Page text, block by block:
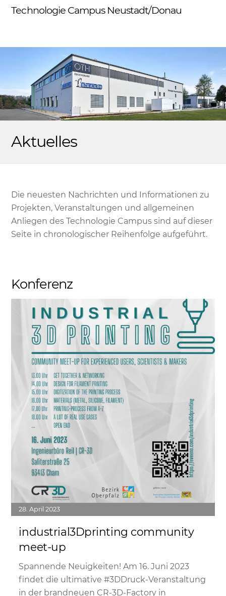
SkipTechnologie Campus Neustadt/Donau
Aktuelles
Die neuesten Nachrichten und Informationen zu
Projekten, Veranstaltungen und allgemeinen
Anliegen des Technologie Campus sind auf dieser
Seite in chronologischer Reihenfolge aufgeführt.
Konferenz
28 April 2023
industrial3Dprinting community
meet-up
Spannende Neuigkeiten! Am 16. Juni 2023
findet die ultimative #3DDruck-Veranstaltung
in der brandneuen CR-3D-Factory in